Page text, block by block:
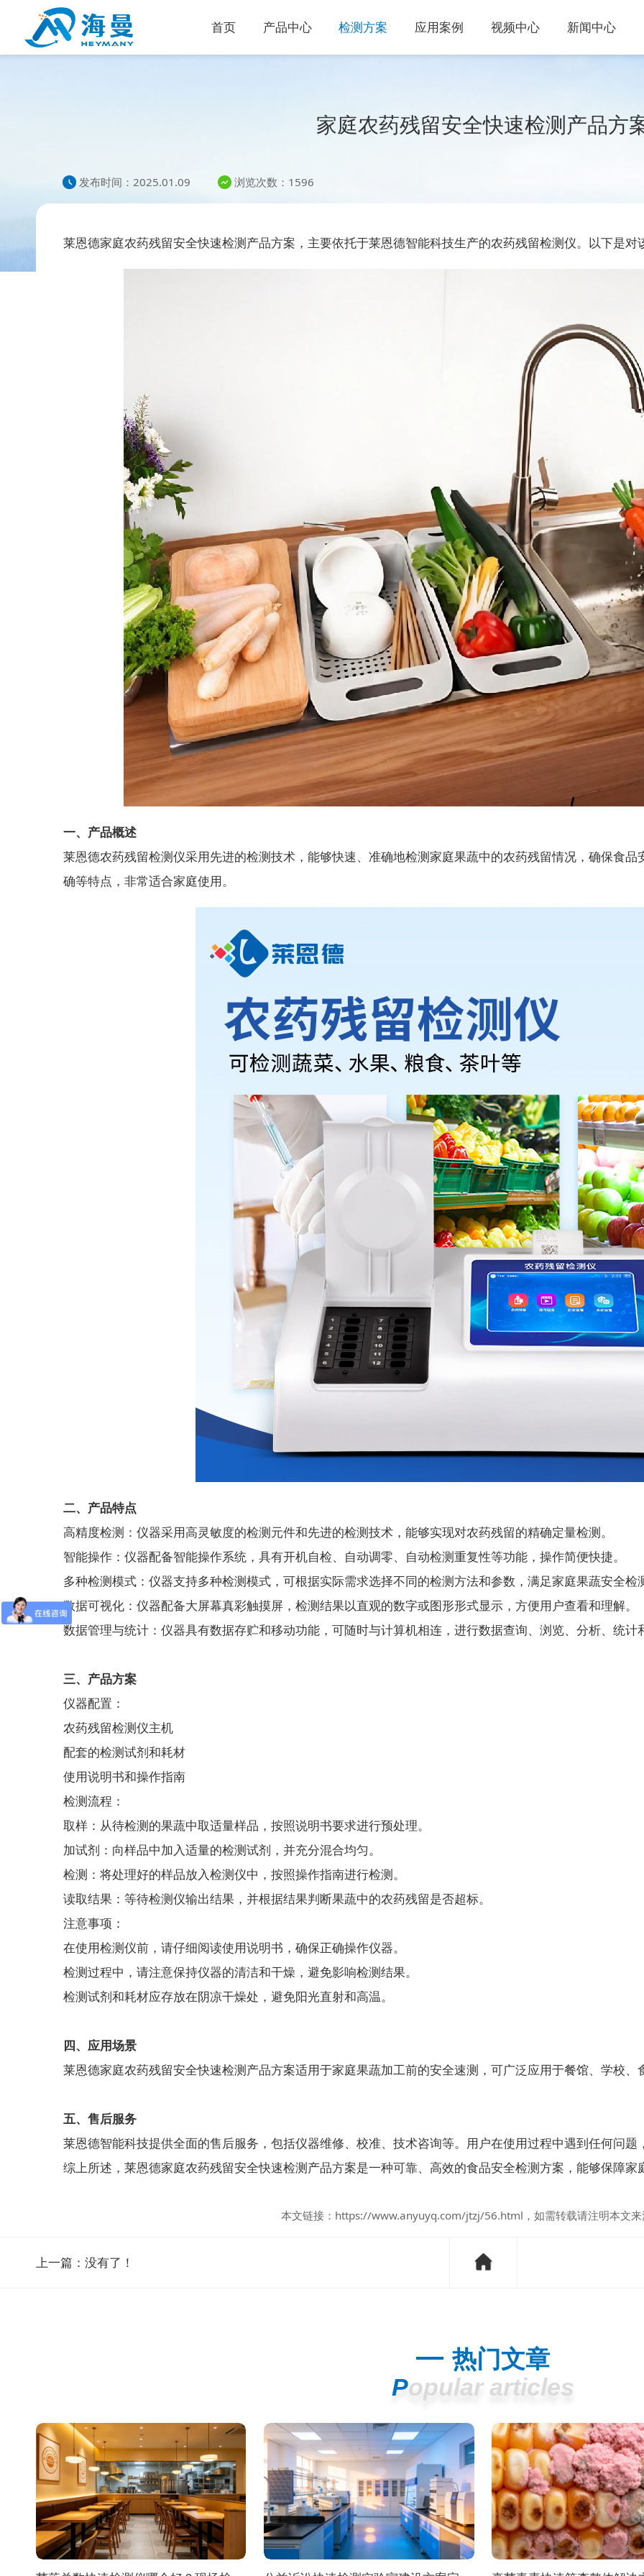
首页 产品中心 检测方案 应用案例 视频中心 新闻中心
家庭农药残留安全快速检测产品方
发布时间：2025.01.09 浏览次数：1596
莱恩德家庭农药残留安全快速检测产品方案，主要依托于莱恩德智能科技生产的农药残留检测仪。以下是对
一、 产品概述
莱恩德农药残留检测仪采用先进的检测技术，能够快速、准确地检测家庭果蔬中的农药残留情况，确保食
确等特点，非常适合家庭使用。
二、产品特点
高精度检测：仪器采用高灵敏度的检测元件和先进的检测技术，能够实现对农药残留的精确定量检测。
智能操作：仪器配备智能操作系统，具有开机自检、自动调零、自动检测重复性等功能，操作简便快捷。
多种检测模式：仪器支持多种检测模式，可根据实际需求选择不同的检测方法和参数，满足家庭果蔬安全检
数据可视化：仪器配备大屏幕真彩触摸屏，检测结果以直观的数字或图形形式显示，方便用户查看和理解。
数据管理与统计：仪器具有数据存贮和移动功能，可随时与计算机相连，进行数据查询、浏览、分析、统计
三、产品方案
仪器配置：
农药残留检测仪主机
配套的检测试剂和耗材
使用说明书和操作指南
检测流程：
取样：从待检测的果蔬中取适量样品，按照说明书要求进行预处理。
加试剂：向样品中加入适量的检测试剂，并充分混合均匀。
检测：将处理好的样品放入检测仪中，按照操作指南进行检测。
读取结果：等待检测仪输出结果，并根据结果判断果蔬中的农药残留是否超标。
注意事项：
在使用检测仪前，请仔细阅读使用说明书，确保正确操作仪器。
检测过程中，请注意保持仪器的清洁和干燥，避免影响检测结果。
检测试剂和耗材应存放在阴凉干燥处，避免阳光直射和高温。
四、应用场景
莱恩德家庭农药残留安全快速检测产品方案适用于家庭果蔬加工前的安全速测，可广泛应用于餐馆、学校、
五、售后服务
莱恩德智能科技提供全面的售后服务，包括仪器维修、校准、技术咨询等。用户在使用过程中遇到任何问题
综上所述，莱恩德家庭农药残留安全快速检测产品方案是一种可靠、高效的食品安全检测方案，能够保障家
本文链接： https://www.anyuyq.com/jtzj/56.html ，如需转载请注明本文来
上一篇：没有了！
热门文章
Popular articles